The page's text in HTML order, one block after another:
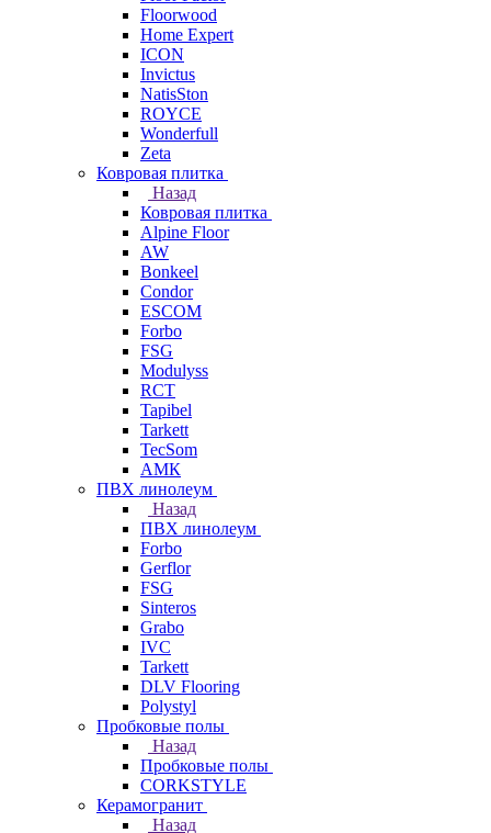
Floorwood
Home Expert
ICON
Invictus
NatisSton
ROYCE
Wonderfull
Zeta
Ковровая плитка
Назад
Ковровая плитка
Alpine Floor
AW
Bonkeel
Condor
ESCOM
Forbo
FSG
Modulyss
RCT
Tapibel
Tarkett
TecSom
АМК
ПВХ линолеум
Назад
ПВХ линолеум
Forbo
Gerflor
FSG
Sinteros
Grabo
IVC
Tarkett
DLV Flooring
Polystyl
Пробковые полы
Назад
Пробковые полы
CORKSTYLE
Керамогранит
Назад